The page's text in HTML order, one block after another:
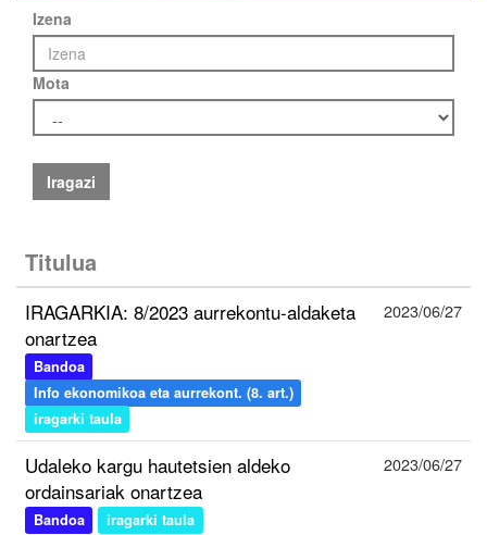
Izena
Mota
Iragazi
Titulua
IRAGARKIA: 8/2023 aurrekontu-aldaketa
onartzea
Bandoa
Info ekonomikoa eta aurrekont. (8. art.)
iragarki taula
2023/06/27
Udaleko kargu hautetsien aldeko
ordainsariak onartzea
Bandoa iragarki taula
2023/06/27